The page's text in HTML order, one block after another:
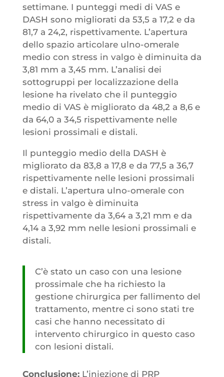
settimane. I punteggi medi di VAS e
DASH sono migliorati da 53,5 a 17,2 e da
81,7 a 24,2, rispettivamente. L’apertura
dello spazio articolare ulno-omerale
medio con stress in valgo è diminuita da
3,81 mm a 3,45 mm. L’analisi dei
sottogruppi per localizzazione della
lesione ha rivelato che il punteggio
medio di VAS è migliorato da 48,2 a 8,6 e
da 64,0 a 34,5 rispettivamente nelle
lesioni prossimali e distali.
Il punteggio medio della DASH è
migliorato da 83,8 a 17,8 e da 77,5 a 36,7
rispettivamente nelle lesioni prossimali
e distali. L’apertura ulno-omerale con
stress in valgo è diminuita
rispettivamente da 3,64 a 3,21 mm e da
4,14 a 3,92 mm nelle lesioni prossimali e
distali.
C’è stato un caso con una lesione
prossimale che ha richiesto la
gestione chirurgica per fallimento del
trattamento, mentre ci sono stati tre
casi che hanno necessitato di
intervento chirurgico in questo caso
con lesioni distali.
Conclusione:L’iniezione di PRP